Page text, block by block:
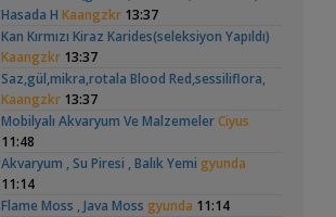
Omurgasızlar
Bitkili Akvaryuma İlk Adımsaturday,
12:45
Yeni Üye Forumu
👋 Yeni Gelenler Buradan Merhaba Desin
wolk23,12:03
Yeni Üye Forumu
Büyükşehir Belediyesi Çalışıyor,gece 3 😊
MasterChiefHakan
Yeni Üye Forumu
Yavruları
(4)
Betta Antuta
30x20x20 Ramshorn
Akvaryumu
Hasada H Kaangzkr 13:37
Kan Kırmızı Kiraz Karides(seleksiyon Yapıldı)
Kaangzkr 13:37
Saz,gül,mikra,rotala Blood Red,sessiliflora,
Kaangzkr 13:37
Mobilyalı Akvaryum Ve Malzemeler Ciyus
11:48
Akvaryum , Su Piresi , Balık Yemi gyunda
11:14
Flame Moss , Java Moss gyunda 11:14